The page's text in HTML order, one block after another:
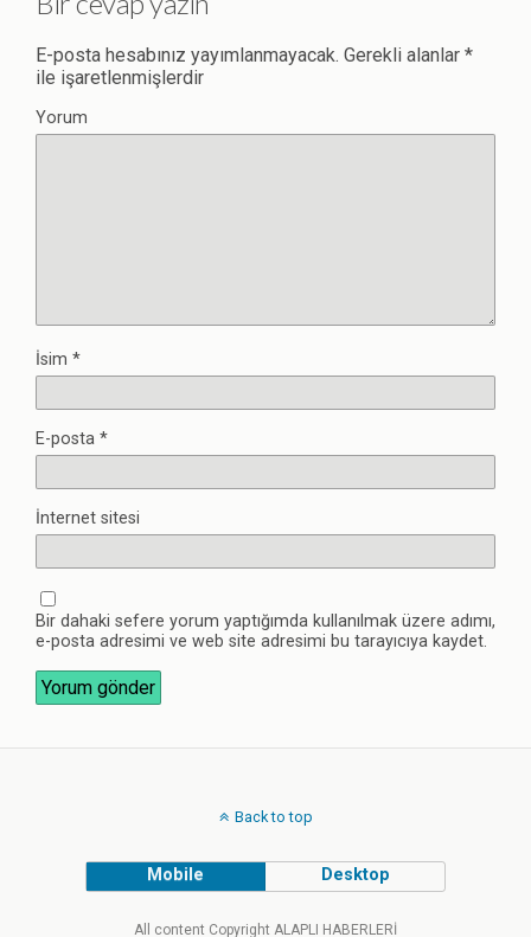
E-posta hesabınız yayımlanmayacak. Gerekli alanlar *
ile işaretlenmişlerdir
Yorum
İsim *
E-posta *
İnternet sitesi
Bir dahaki sefere yorum yaptığımda kullanılmak üzere adımı,
e-posta adresimi ve web site adresimi bu tarayıcıya kaydet.
Back to top
Mobile Desktop
All content Copyright ALAPLI HABERLERİ